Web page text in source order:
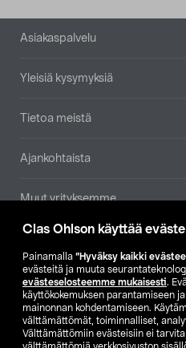
Clas Ohlson käyttää
Painamalla ”Hyväksy kaikki
evästeitä ja muuta
evästeselosteemme mukaisesti.
käyttökokemuksen parantamiseen
mainonnan kohdentamiseen.
välttämättömät, toiminnalliset,
Välttämättömiin evästeisiin ei
Alatunniste
Asiakaspalvelu
Yleisiä kysymyksiä
Tietoa meistä
Ajankohtaista
Muut yrityksemme
Etsi
SE
FI